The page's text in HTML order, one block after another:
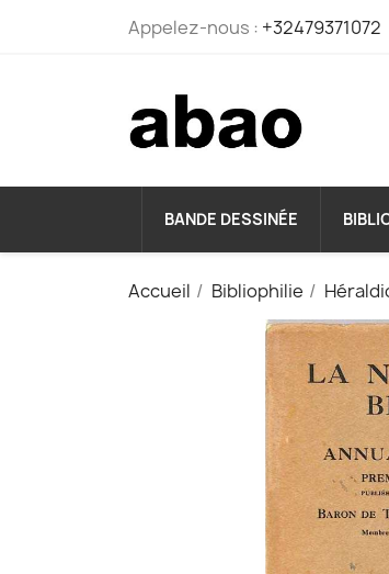
Appelez-nous : +32479371072
BANDE DESSINÉE
Accueil Bibliophilie